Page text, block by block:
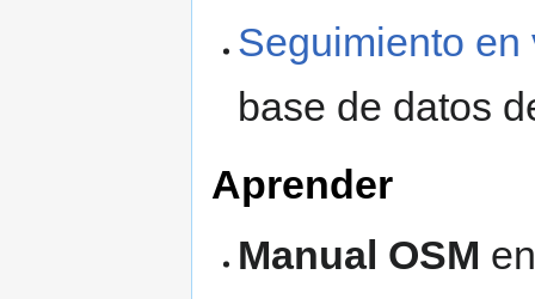
Seguimiento en
base de datos
Aprender
Manual OSM